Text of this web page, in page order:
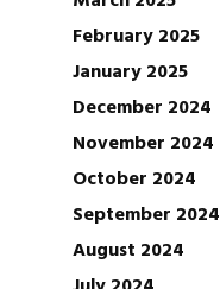
February 2025
January 2025
December 2024
November 2024
October 2024
September 2024
August 2024